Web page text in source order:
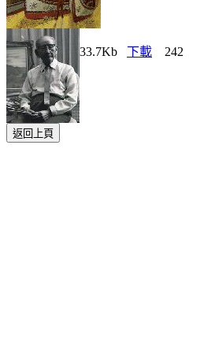
33.7Kb 下載 242
返回上頁